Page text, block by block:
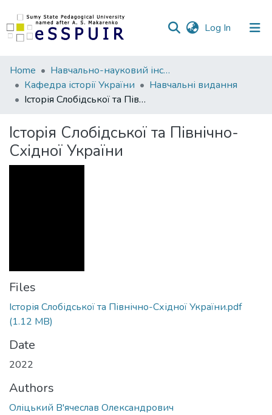
Log In (current)
Communities
&
Collections
Statistics
Home
Навчально-науковий інститут історії, права та міжнародних відносин
Кафедра історії України
Навчальні видання
Історія Слобідської та Північно-Східної України
Історія Слобідської та Північно-
Східної України
Files
Історія Слобідської та Північно-Східної України.pdf
(1.12 MB)
Date
2022
Authors
Оліцький В'ячеслав Олександрович